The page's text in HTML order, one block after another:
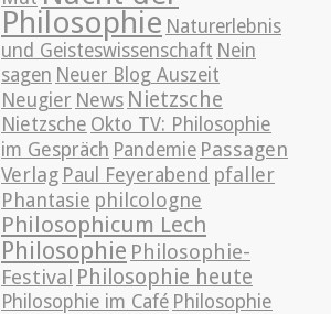
Philosophie Naturerlebnis
und Geisteswissenschaft Nein
sagen Neuer Blog Auszeit
Neugier News Nietzsche
Nietzsche Okto TV: Philosophie
im Gespräch Pandemie Passagen
Verlag Paul Feyerabend pfaller
Phantasie philcologne
Philosophicum Lech
Philosophie Philosophie-
Festival Philosophie heute
Philosophie im Café Philosophie